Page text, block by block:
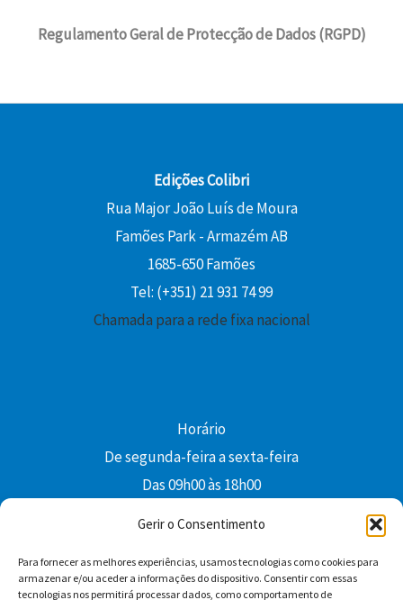
Gerir o Consentimento
Para fornecer as melhores experiências, usamos tecnologias como cookies para
armazenar e/ou aceder a informações do dispositivo. Consentir com essas
tecnologias nos permitirá processar dados, como comportamento de
Regulamento Geral de Protecção de Dados (RGPD)
Edições Colibri
Rua Major João Luís de Moura
Famões Park - Armazém AB
1685-650 Famões
Tel: (+351) 21 931 74 99
Chamada para a rede fixa nacional
Horário
De segunda-feira a sexta-feira
Das 09h00 às 18h00
Facebook YouTube Instagram
Whatsapp